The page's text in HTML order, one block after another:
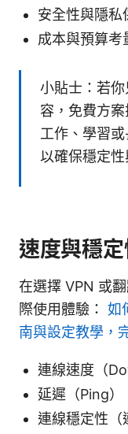
安全性與隱私
成本與預算考
小貼士：若
容，免費方
工作、學習
以確保穩定性
速度與穩
在選擇 VPN 或
際使用體驗： 如
南與設定教學，
連線速度（
延遲（Ping）
連線穩定性（